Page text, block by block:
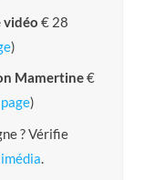
vidéo € 28
)
Mamertine€
)
? Vérifie
.